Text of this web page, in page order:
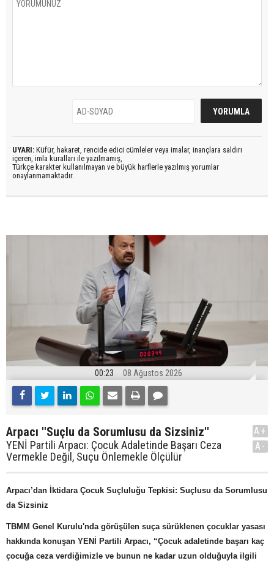
UYARI: Küfür, hakaret, rencide edici cümleler veya imalar, inançlara saldırı
içeren, imla kuralları ile yazılmamış,
Türkçe karakter kullanılmayan ve büyük harflerle yazılmış yorumlar
onaylanmamaktadır.
00:23 08 Ağustos 2026
Arpacı ''Suçlu da Sorumlusu da Sizsiniz''
YENİ Partili Arpacı: Çocuk Adaletinde Başarı Ceza
Vermekle Değil, Suçu Önlemekle Ölçülür
A+
A-
Arpacı’dan İktidara Çocuk Suçluluğu Tepkisi: Suçlusu da Sorumlusu
da Sizsiniz
TBMM Genel Kurulu'nda görüşülen suça sürüklenen çocuklar yasası
hakkında konuşan YENİ Partili Arpacı, “Çocuk adaletinde başarı kaç
çocuğa ceza verdiğimizle ve bunun ne kadar uzun olduğuyla ilgili